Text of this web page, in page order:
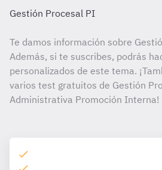
Gestión Procesal PI
Te damos información sobre
Además, si te suscribes, podrás
personalizados de este tema.
varios test gratuitos de Gestión
Administrativa Promoción Interna!